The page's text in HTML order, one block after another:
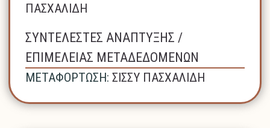
ΠΑΣΧΑΛΙΔΗ
ΣΥΝΤΕΛΕΣΤΕΣ ΑΝΑΠΤΥΞΗΣ /
ΕΠΙΜΕΛΕΙΑΣ ΜΕΤΑΔΕΔΟΜΕΝΩΝ
ΜΕΤΑΦΟΡΤΩΣΗ: ΣΙΣΣΥ ΠΑΣΧΑΛΙΔΗ